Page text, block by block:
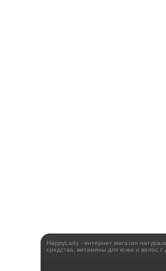
HappyLady - интернет магазин
средства, витамины для кожи и волос с